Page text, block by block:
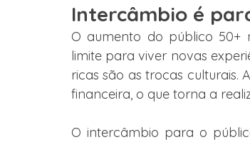
Intercâmbio é
O aumento do público 50+
limite para viver novas
ricas são as trocas culturais.
financeira, o que torna a
O intercâmbio para o